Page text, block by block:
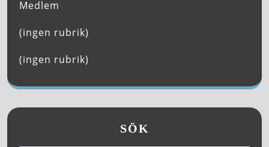
Medlem
(ingen rubrik)
(ingen rubrik)
SÖK